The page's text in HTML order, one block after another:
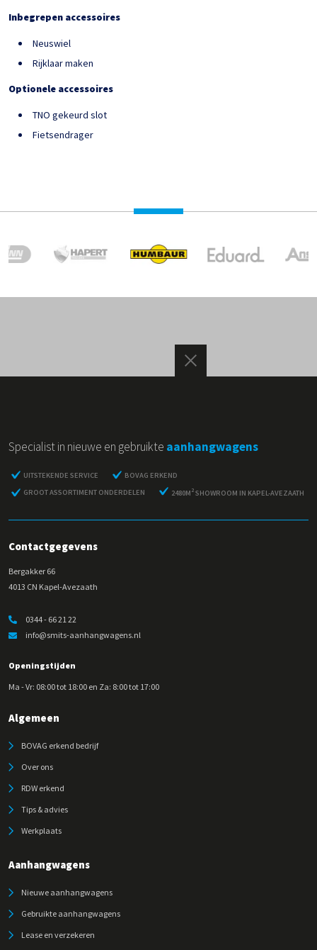
Inbegrepen accessoires
Neuswiel
Rijklaar maken
Optionele accessoires
TNO gekeurd slot
Fietsendrager
Specialist in nieuwe en gebruikte aanhangwagens
UITSTEKENDE SERVICE
BOVAG ERKEND
GROOT ASSORTIMENT ONDERDELEN
2480M 2SHOWROOM IN KAPEL-AVEZAATH
Contactgegevens
Bergakker 66
4013 CN Kapel-Avezaath
0344 - 66 21 22
info@smits-aanhangwagens.nl
Openingstijden
Ma - Vr: 08:00 tot 18:00 en Za: 8:00 tot 17:00
Algemeen
BOVAG erkend bedrijf
Over ons
RDW erkend
Tips & advies
Werkplaats
Aanhangwagens
Nieuwe aanhangwagens
Gebruikte aanhangwagens
Lease en verzekeren